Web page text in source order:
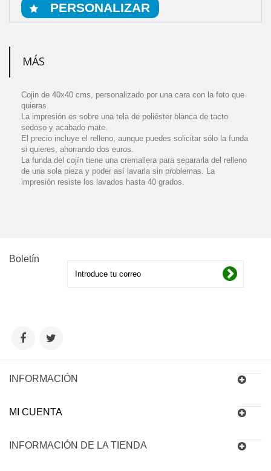
PERSONALIZAR
MÁS
Cojin de 40x40 cms, personalizado por una cara con la foto que
quieras.
La impresión es sobre una tela de poliéster blanca de tacto
sedoso y acabado mate.
El precio incluye el relleno, aunque puedes solicitar sólo la funda
si quieres, ahorrando dos euros.
La funda del cojín tiene una cremallera para separarla del relleno
de una sola pieza y poder así lavarla sin problemas. La
impresión resiste los lavados hasta 40 grados.
Boletín
INFORMACIÓN
MI CUENTA
INFORMACIÓN DE LA TIENDA